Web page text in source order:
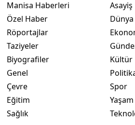
Manisa Haberleri
Özel Haber
Röportajlar
Taziyeler
Biyografiler
Genel
Çevre
Eğitim
Sağlık
Asayiş
Dünya
Kültür
Spor
Yaşam